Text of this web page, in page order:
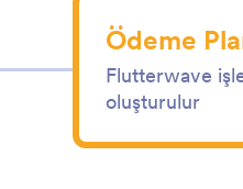
Ödeme
Flutterwave
oluşturulur